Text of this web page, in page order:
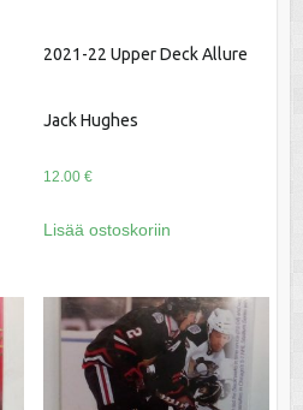
2021-22 Upper Deck Allure
Jack Hughes
12.00 €
Lisää ostoskoriin